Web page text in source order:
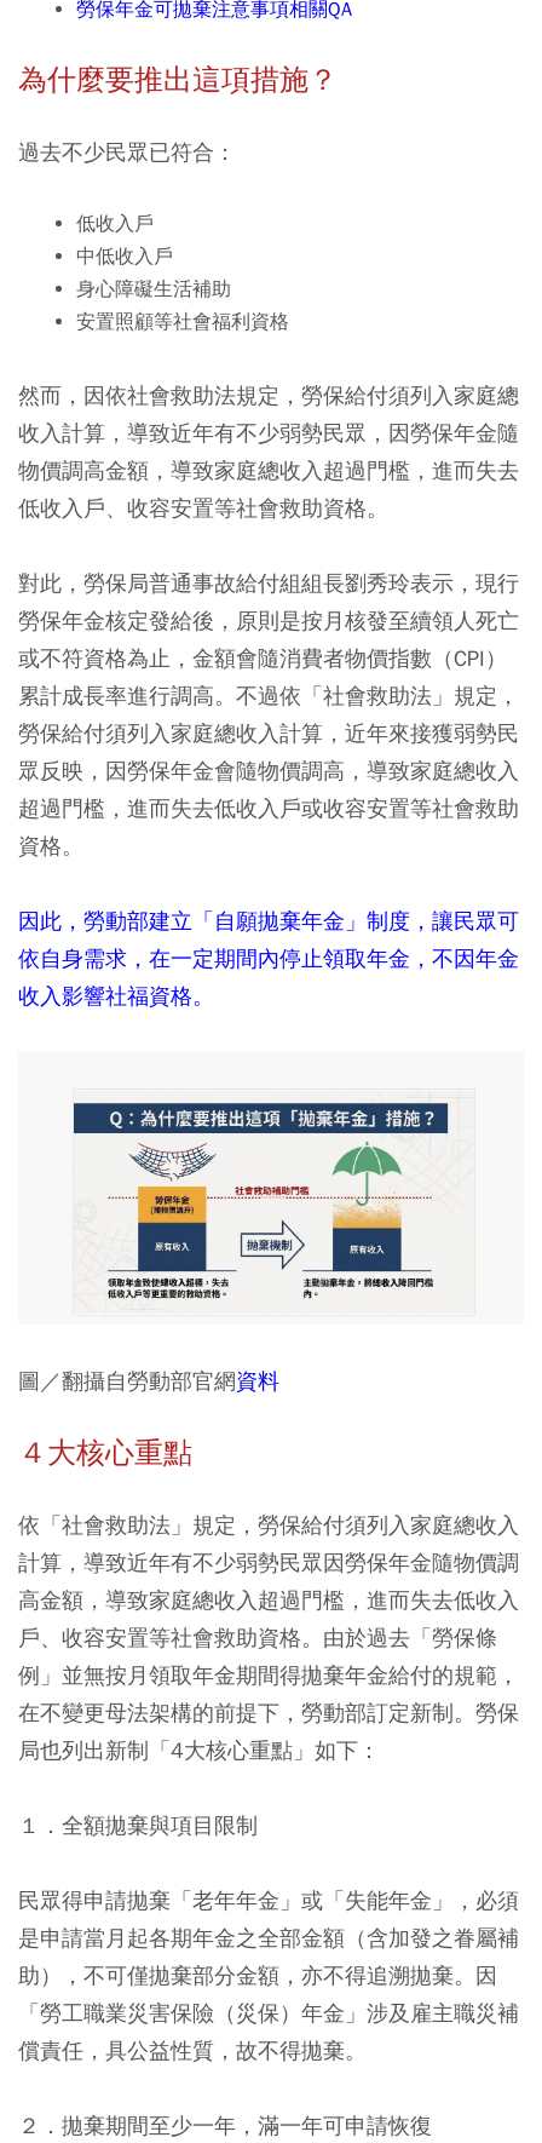
勞保年金可拋棄注意事項相關QA
為什麼要推出這項措施？
過去不少民眾已符合：
低收入戶
中低收入戶
身心障礙生活補助
安置照顧等社會福利資格
然而，因依社會救助法規定，勞保給付須列入家庭總
收入計算，導致近年有不少弱勢民眾，因勞保年金隨
物價調高金額，導致家庭總收入超過門檻，進而失去
低收入戶、收容安置等社會救助資格。
對此，勞保局普通事故給付組組長劉秀玲表示，現行
勞保年金核定發給後，原則是按月核發至續領人死亡
或不符資格為止，金額會隨消費者物價指數（CPI）
累計成長率進行調高。不過依「社會救助法」規定，
勞保給付須列入家庭總收入計算，近年來接獲弱勢民
眾反映，因勞保年金會隨物價調高，導致家庭總收入
超過門檻，進而失去低收入戶或收容安置等社會救助
資格。
因此，勞動部建立「自願拋棄年金」制度，讓民眾可
依自身需求，在一定期間內停止領取年金，不因年金
收入影響社福資格。
圖／翻攝自勞動部官網資料
４大核心重點
依「社會救助法」規定，勞保給付須列入家庭總收入
計算，導致近年有不少弱勢民眾因勞保年金隨物價調
高金額，導致家庭總收入超過門檻，進而失去低收入
戶、收容安置等社會救助資格。由於過去「勞保條
例」並無按月領取年金期間得拋棄年金給付的規範，
在不變更母法架構的前提下，勞動部訂定新制。勞保
局也列出新制「4大核心重點」如下：
１．全額拋棄與項目限制
民眾得申請拋棄「老年年金」或「失能年金」，必須
是申請當月起各期年金之全部金額（含加發之眷屬補
助），不可僅拋棄部分金額，亦不得追溯拋棄。因
「勞工職業災害保險（災保）年金」涉及雇主職災補
償責任，具公益性質，故不得拋棄。
２．拋棄期間至少一年，滿一年可申請恢復